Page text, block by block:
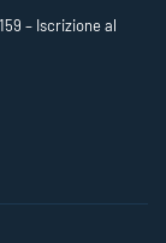
– Iscrizione al